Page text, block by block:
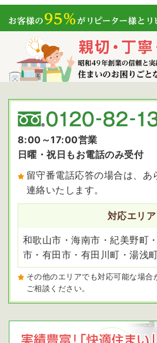
8:00～17:00営業
日曜・祝日もお電話のみ受付
留守番電話応答の場合は、あ
連絡いたします。
対応エリア
和歌山市・海南市・紀美野町
市・有田市・有田川町・湯浅
その他のエリアでも対応可能な場合
ご相談ください。